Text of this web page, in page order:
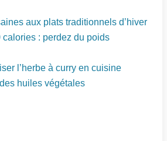
aux plats traditionnels d’hiver
calories : perdez du poids
l’herbe à curry en cuisine
huiles végétales